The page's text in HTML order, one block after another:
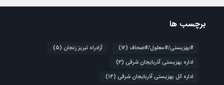
برچسب ها
#بهزیستی/#معلول/#صحاف (12) آزادراه تبریز زنجان (5)
اداره بهزیستی آذربایجان شرقی (3)
اداره کل بهزیستی آذربایجان شرقی (14)